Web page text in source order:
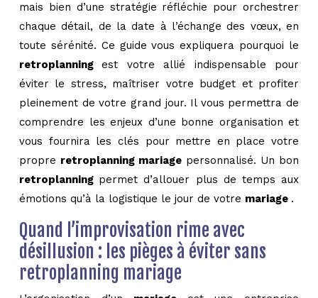
mais bien d’une stratégie réfléchie pour orchestrer
chaque détail, de la date à l’échange des vœux, en
toute sérénité. Ce guide vous expliquera pourquoi le
retroplanningest votre allié indispensable pour
éviter le stress, maîtriser votre budget et profiter
pleinement de votre grand jour. Il vous permettra de
comprendre les enjeux d’une bonne organisation et
vous fournira les clés pour mettre en place votre
propre retroplanning mariage personnalisé. Un bon
retroplanning permet d’allouer plus de temps aux
émotions qu’à la logistique le jour de votre mariage .
Quand l’improvisation rime avec
désillusion : les pièges à éviter sans
retroplanning mariage